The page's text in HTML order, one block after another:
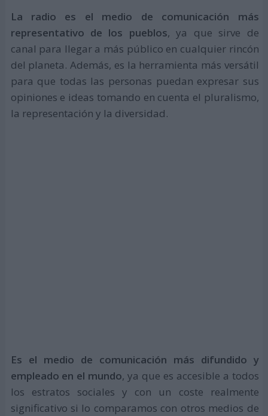
La radio es el medio de comunicación más
representativo de los pueblos, ya que sirve de
canal para llegar a más público en cualquier rincón
del planeta. Además, es la herramienta más versátil
para que todas las personas puedan expresar sus
opiniones e ideas tomando en cuenta el pluralismo,
la representación y la diversidad.
Es el medio de comunicación más difundido y
empleado en el mundo, ya que es accesible a todos
los estratos sociales y con un coste realmente
significativo si lo comparamos con otros medios de